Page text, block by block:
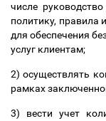
числе
политику, правила
для обеспечения
услуг клиентам;
2) осуществлять
рамках
3) вести учет